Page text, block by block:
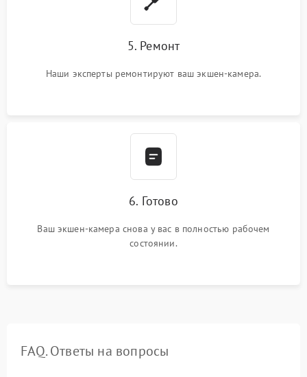
5. Ремонт
Наши эксперты ремонтируют ваш экшен-камера.
6. Готово
Ваш экшен-камера снова у вас в полностью рабочем
состоянии.
FAQ. Ответы на вопросы